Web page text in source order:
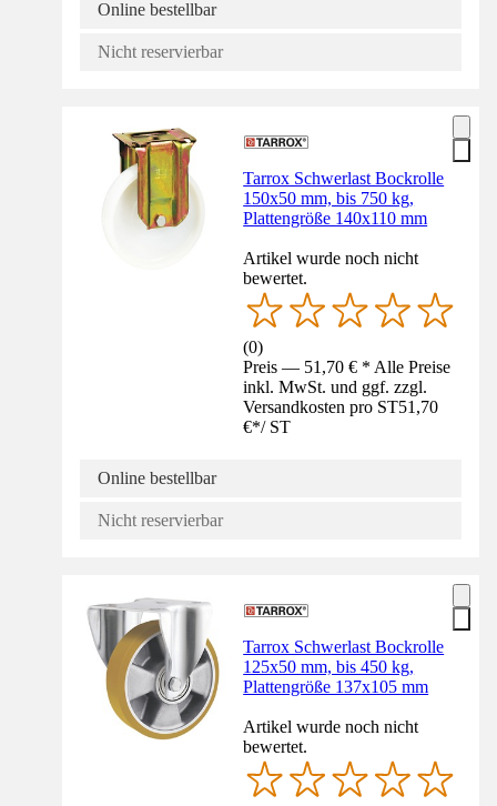
Online bestellbar
Nicht reservierbar
Tarrox Schwerlast Bockrolle
150x50 mm, bis 750 kg,
Plattengröße 140x110 mm
Artikel wurde noch nicht
bewertet.
(0)
Preis — 51,70 € * Alle Preise
inkl. MwSt. und ggf. zzgl.
Versandkosten pro ST51,70
€*/ ST
Online bestellbar
Nicht reservierbar
Tarrox Schwerlast Bockrolle
125x50 mm, bis 450 kg,
Plattengröße 137x105 mm
Artikel wurde noch nicht
bewertet.